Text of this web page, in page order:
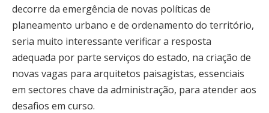
decorre da emergência de novas políticas de
planeamento urbano e de ordenamento do território,
seria muito interessante verificar a resposta
adequada por parte serviços do estado, na criação de
novas vagas para arquitetos paisagistas, essenciais
em sectores chave da administração, para atender aos
desafios em curso.